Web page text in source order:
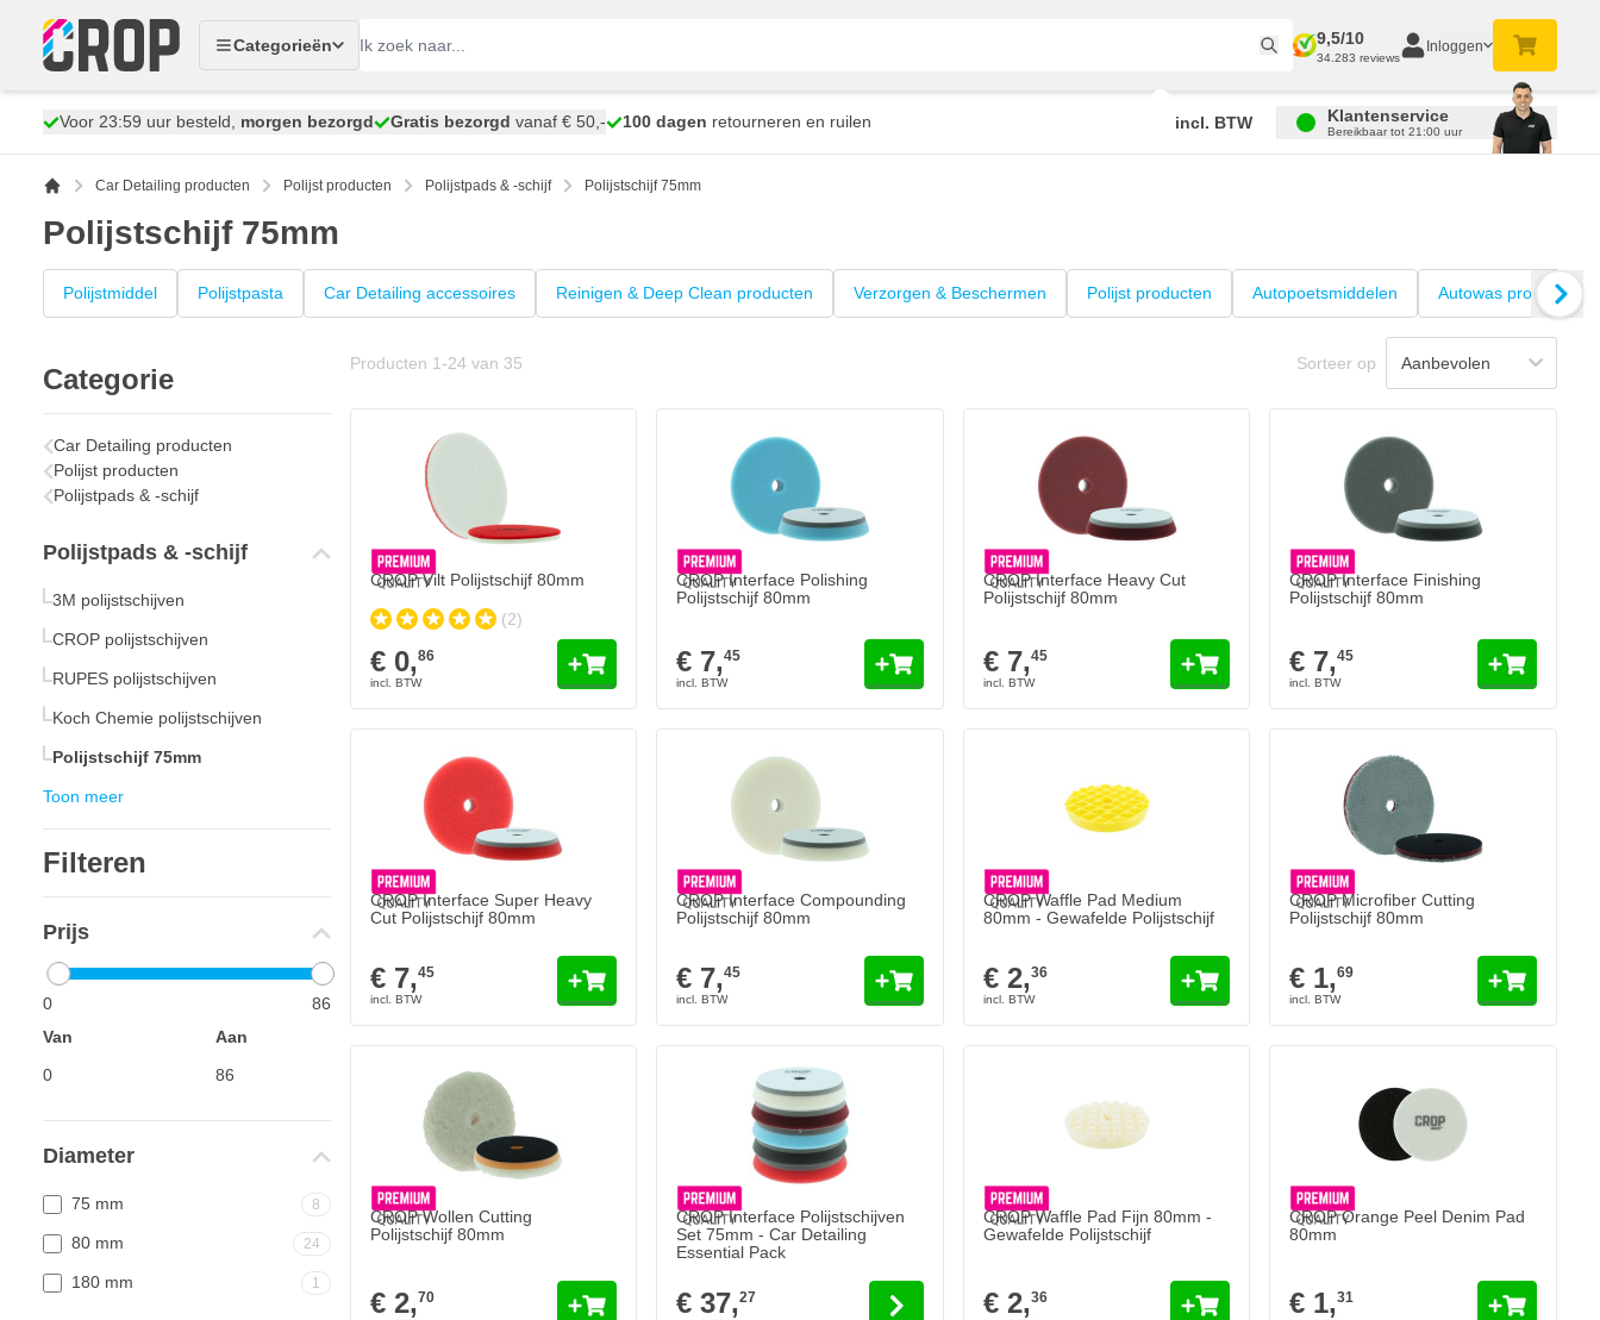
Categorieën
9,5/10
34.283 reviews
Inloggen
Voor 23:59 uur besteld, morgen bezorgd Gratis bezorgd vanaf € 50,- 100 dagen retourneren en ruilen incl. BTW Klantenservice
Bereikbaar tot 21:00 uur
Car Detailing producten Polijst producten Polijstpads & -schijf Polijstschijf 75mm
Polijstschijf 75mm
Polijstmiddel Polijstpasta Car Detailing accessoires Reinigen & Deep Clean producten Verzorgen & Beschermen Polijst producten Autopoetsmiddelen Autowas producten
Categorie
Car Detailing producten
Polijst producten
Polijstpads & -schijf
Polijstpads & -schijf
3M polijstschijven
CROP polijstschijven
RUPES polijstschijven
Koch Chemie polijstschijven
Polijstschijf 75mm
Toon meer
Filteren
Prijs
0
86
Van
Aan
Diameter
75 mm 8
80 mm 24
180 mm 1
Producten 1 -24 van 35 Sorteer op
CROP Vilt Polijstschijf 80mm
(2)
€ 0,86
CROP Interface Polishing
Polijstschijf 80mm
€ 7,45
CROP Interface Heavy Cut
Polijstschijf 80mm
€ 7,45
CROP Interface Finishing
Polijstschijf 80mm
€ 7,45
CROP Interface Super Heavy
Cut Polijstschijf 80mm
€ 7,45
CROP Interface Compounding
Polijstschijf 80mm
€ 7,45
CROP Waffle Pad Medium
80mm - Gewafelde Polijstschijf
€ 2,36
CROP Microfiber Cutting
Polijstschijf 80mm
€ 1,69
CROP Wollen Cutting
Polijstschijf 80mm
€ 2,70
CROP Interface Polijstschijven
Set 75mm - Car Detailing
Essential Pack
De prijs is afhankelijk van de gekozen opties op de productpagina
€ 37,27
CROP Waffle Pad Fijn 80mm -
Gewafelde Polijstschijf
€ 2,36
CROP Orange Peel Denim Pad
80mm
€ 1,31